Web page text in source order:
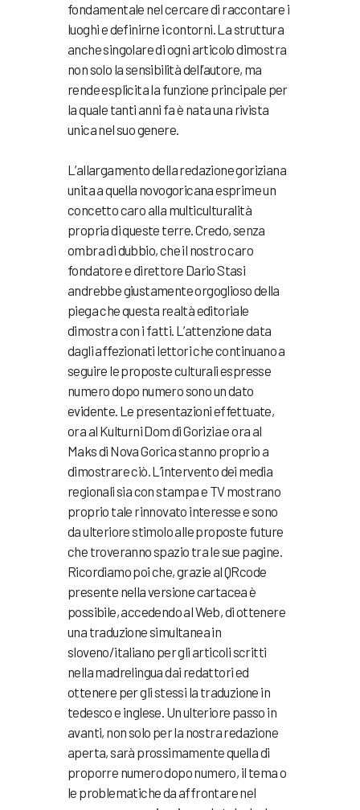
fondamentale nel cercare di raccontare i
luoghi e definirne i contorni. La struttura
anche singolare di ogni articolo dimostra
non solo la sensibilità dell’autore, ma
rende esplicita la funzione principale per
la quale tanti anni fa è nata una rivista
unica nel suo genere.
L’allargamento della redazione goriziana
unita a quella novogoricana esprime un
concetto caro alla multiculturalità
propria di queste terre. Credo, senza
ombra di dubbio, che il nostro caro
fondatore e direttore Dario Stasi
andrebbe giustamente orgoglioso della
piega che questa realtà editoriale
dimostra con i fatti. L’attenzione data
dagli affezionati lettori che continuano a
seguire le proposte culturali espresse
numero dopo numero sono un dato
evidente. Le presentazioni effettuate,
ora al Kulturni Dom di Gorizia e ora al
Maks di Nova Gorica stanno proprio a
dimostrare ciò. L’intervento dei media
regionali sia con stampa e TV mostrano
proprio tale rinnovato interesse e sono
da ulteriore stimolo alle proposte future
che troveranno spazio tra le sue pagine.
Ricordiamo poi che, grazie al QRcode
presente nella versione cartacea è
possibile, accedendo al Web, di ottenere
una traduzione simultanea in
sloveno/italiano per gli articoli scritti
nella madrelingua dai redattori ed
ottenere per gli stessi la traduzione in
tedesco e inglese. Un ulteriore passo in
avanti, non solo per la nostra redazione
aperta, sarà prossimamente quella di
proporre numero dopo numero, il tema o
le problematiche da affrontare nel